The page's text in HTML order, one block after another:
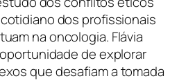
dos profissionais
na oncologia. Flávia
de explorar
que desafiam a tomada